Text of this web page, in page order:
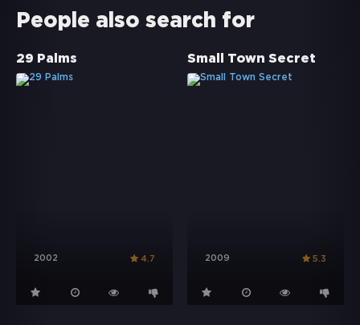
People also search for
29 Palms
2002 4.7
Small Town Secret
2009 5.3